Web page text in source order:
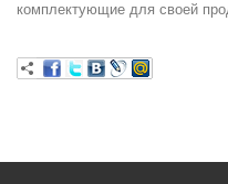
комплектующие для своей